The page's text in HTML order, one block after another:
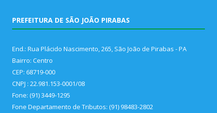
PREFEITURA DE SÃO JOÃO PIRABAS
End.: Rua Plácido Nascimento, 265, São João de Pirabas - PA
Bairro: Centro
CEP: 68719-000
CNPJ : 22.981.153-0001/08
Fone: (91) 3449-1295
Fone Departamento de Tributos: (91) 98483-2802